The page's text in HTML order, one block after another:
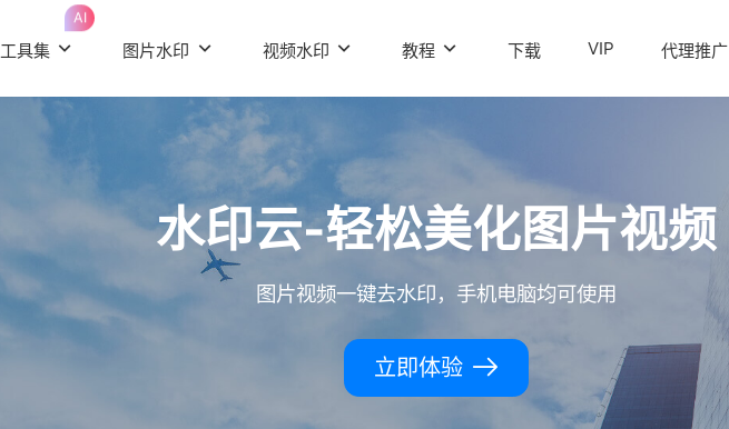
工具集
AI
图片水印 视频水印 教程 下载 VIP 代理推广
水印云-轻松美化图片视频
图片视频一键去水印，手机电脑均可使用
立即体验